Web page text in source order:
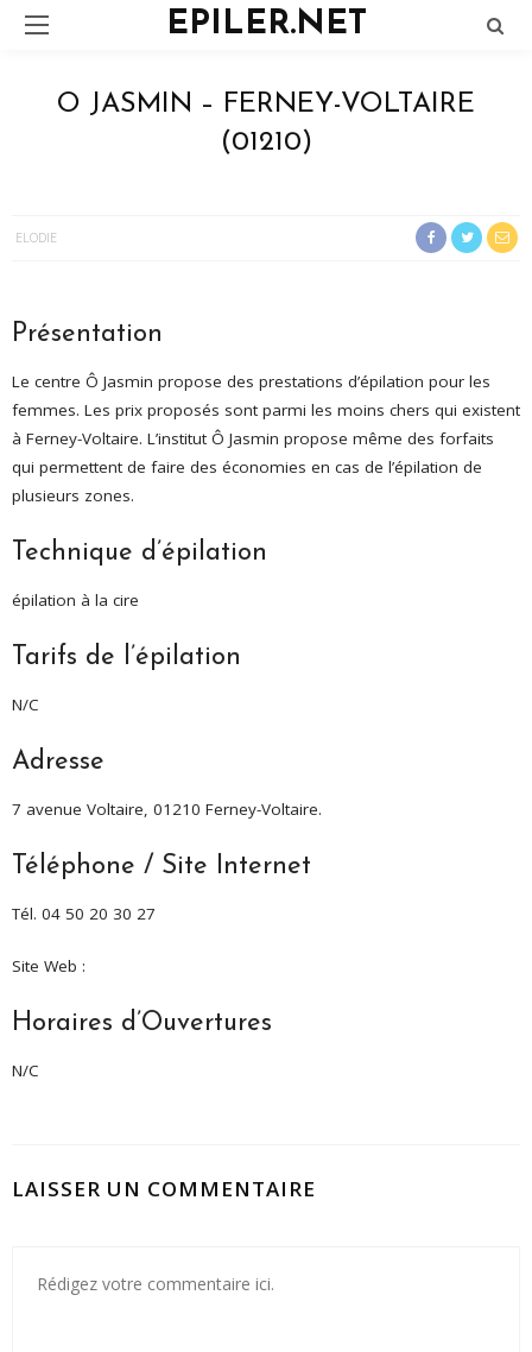
EPILER.NET
O JASMIN – FERNEY-VOLTAIRE
(01210)
ELODIE
Présentation
Le centre Ô Jasmin propose des prestations d’épilation pour les
femmes. Les prix proposés sont parmi les moins chers qui existent
à Ferney-Voltaire. L’institut Ô Jasmin propose même des forfaits
qui permettent de faire des économies en cas de l’épilation de
plusieurs zones.
Technique d’épilation
épilation à la cire
Tarifs de l’épilation
N/C
Adresse
7 avenue Voltaire, 01210 Ferney-Voltaire.
Téléphone / Site Internet
Tél. 04 50 20 30 27
Site Web :
Horaires d’Ouvertures
N/C
LAISSER UN COMMENTAIRE